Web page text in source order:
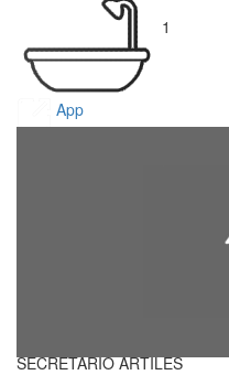
1
App
SECRETARIO ARTILES